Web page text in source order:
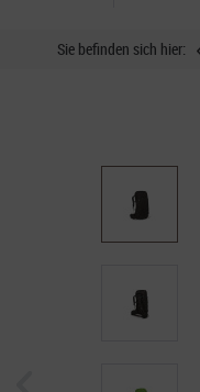
Sie befinden sich hier: